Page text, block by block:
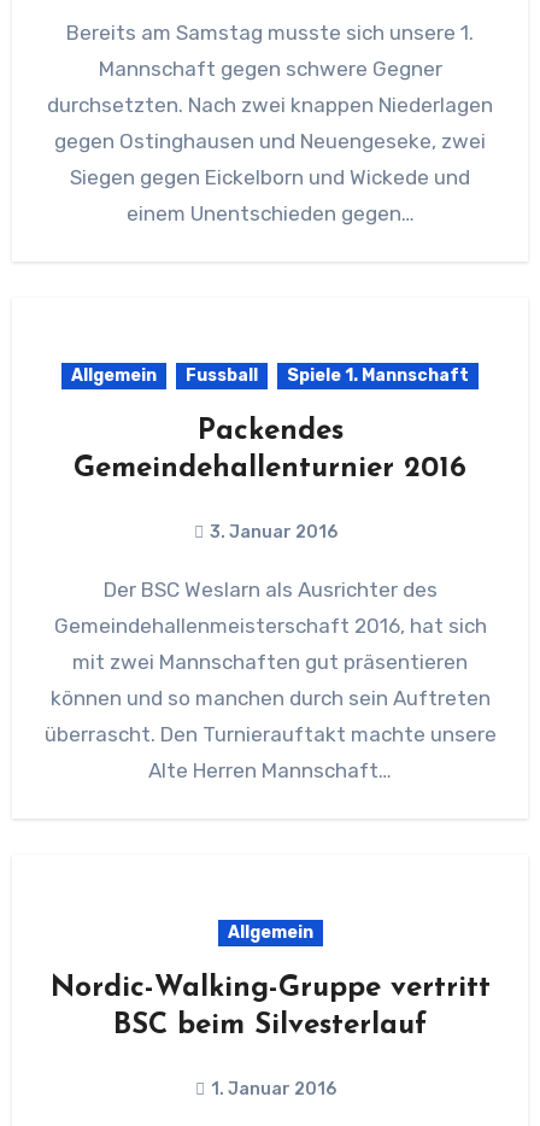
Bereits am Samstag musste sich unsere 1.
Mannschaft gegen schwere Gegner
durchsetzten. Nach zwei knappen Niederlagen
gegen Ostinghausen und Neuengeseke, zwei
Siegen gegen Eickelborn und Wickede und
einem Unentschieden gegen…
Allgemein Fussball Spiele 1. Mannschaft
Packendes
Gemeindehallenturnier 2016
3. Januar 2016
Der BSC Weslarn als Ausrichter des
Gemeindehallenmeisterschaft 2016, hat sich
mit zwei Mannschaften gut präsentieren
können und so manchen durch sein Auftreten
überrascht. Den Turnierauftakt machte unsere
Alte Herren Mannschaft…
Allgemein
Nordic-Walking-Gruppe vertritt
BSC beim Silvesterlauf
1. Januar 2016